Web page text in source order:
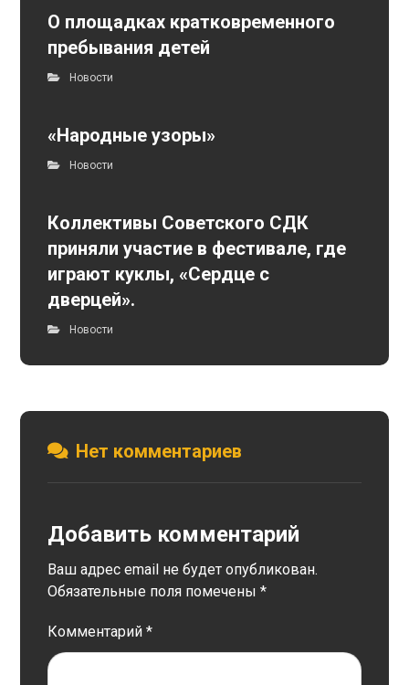
О площадках кратковременного
пребывания детей
Новости
«Народные узоры»
Новости
Коллективы Советского СДК
приняли участие в фестивале, где
играют куклы, «Сердце с
дверцей».
Новости
Нет комментариев
Добавить комментарий
Ваш адрес email не будет опубликован.
Обязательные поля помечены*
Комментарий*